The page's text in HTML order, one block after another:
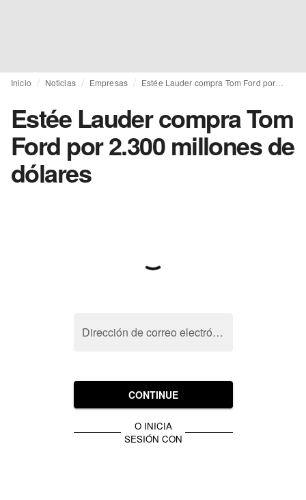
Inicio Noticias Empresas
Estée Lauder compra Tom
Ford por 2.300 millones de
dólares
Dirección de correo electrónico
CONTINUE
O INICIA
SESIÓN CON